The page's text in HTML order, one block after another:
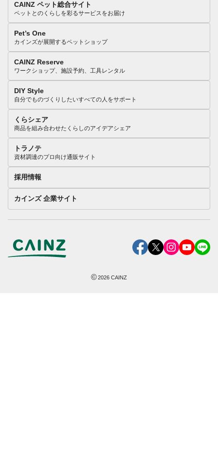
CAINZ ペット総合サイト
ペットとのくらしを彩るサービスをお届け
Pet’s One
カインズが展開するペットショップ
CAINZ Reserve
ワークショップ、施設予約、工具レンタル
DIY Style
自分でものづくりしたいすべての人をサポート
くらシェア
商品を組み合わせたくらしのアイデアシェア
トラノテ
資材調達のプロ向け通販サイト
採用情報
カインズ 企業サイト
©2026 CAINZ